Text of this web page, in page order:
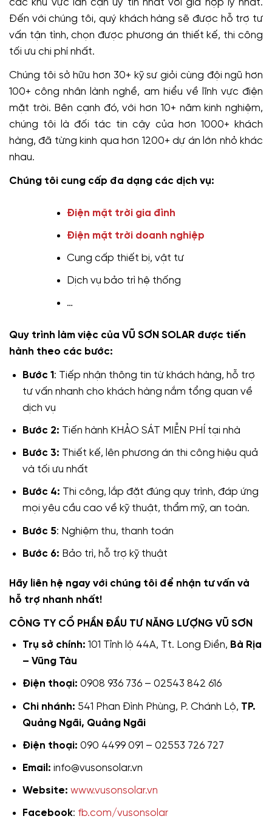
các khu vực lân cận uy tín nhất với giá hợp lý nhất.
Đến với chúng tôi, quý khách hàng sẽ được hỗ trợ tư
vấn tận tình, chọn được phương án thiết kế, thi công
tối ưu chi phí nhất.
Chúng tôi sở hữu hơn 30+ kỹ sư giỏi cùng đội ngũ hơn
100+ công nhân lành nghề, am hiểu về lĩnh vực điện
mặt trời. Bên cạnh đó, với hơn 10+ năm kinh nghiệm,
chúng tôi là đối tác tin cậy của hơn 1000+ khách
hàng, đã từng kinh qua hơn 1200+ dự án lớn nhỏ khác
nhau.
Chúng tôi cung cấp đa dạng các dịch vụ:
Điện mặt trời gia đình
Điện mặt trời doanh nghiệp
Cung cấp thiết bị, vật tư
Dịch vụ bảo trì hệ thống
…
Quy trình làm việc của VŨ SƠN SOLAR được tiến
hành theo các bước:
Bước 1 : Tiếp nhận thông tin từ khách hàng, hỗ trợ
tư vấn nhanh cho khách hàng nắm tổng quan về
dịch vụ
Bước 2: Tiến hành KHẢO SÁT MIỄN PHÍ tại nhà
Bước 3: Thiết kế, lên phương án thi công hiệu quả
và tối ưu nhất
Bước 4: Thi công, lắp đặt đúng quy trình, đáp ứng
mọi yêu cầu cao về kỹ thuật, thẩm mỹ, an toàn.
Bước 5: Nghiệm thu, thanh toán
Bước 6: Bảo trì, hỗ trợ kỹ thuật
Hãy liên hệ ngay với chúng tôi để nhận tư vấn và
hỗ trợ nhanh nhất!
CÔNG TY CỔ PHẦN ĐẦU TƯ NĂNG LƯỢNG VŨ SƠN
Trụ sở chính: 101 Tỉnh lộ 44A, Tt. Long Điền, Bà Rịa
– Vũng Tàu
Điện thoại: 0908 936 736 – 02543 842 616
Chi nhánh: 541 Phan Đình Phùng, P. Chánh Lộ, TP.
Quảng Ngãi, Quảng Ngãi
Điện thoại: 090 4499 091 – 02553 726 727
Email: info@vusonsolar.vn
Website: www.vusonsolar.vn
Facebook: fb.com/vusonsolar